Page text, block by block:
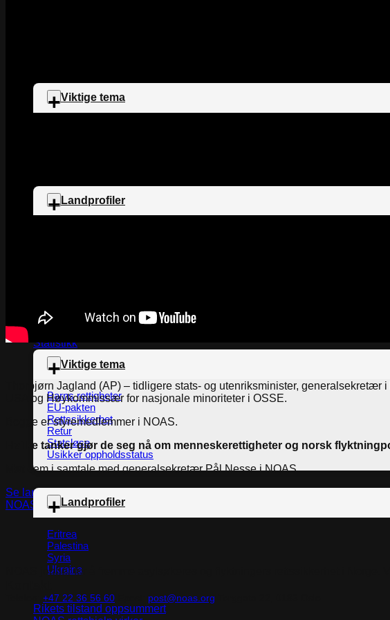
Viktige tema
Landprofiler
Rikets tilstand oppsummert
Statistikk
Viktige tema
Barns rettigheter
EU-pakten
Rettssikkerhet
Retur
Statsløse
Usikker oppholdsstatus
Landprofiler
Eritrea
Palestina
Syria
Ukraina
Rikets tilstand oppsummert
Thorbjørn Jagland (AP) – tidligere stats- og utenriksminister,
USA og Høykommissær for nasjonale minoriteter i OSSE.
Begge er styremedlemmer i NOAS.
Hvilke tanker gjør de seg nå om menneskerettigheter og norsk
Møt dem i samtale med generalsekretær Pål Nesse i NOAS.
Se lanseringen av Rikets tilstand 2023 her
NOAS ute av informasjons- og veiledningsprogrammet
NOAS jobber for å fremme asylsøkeres og flyktningers rettssikkerhet i
+47 22 36 56 60 post@noas.org